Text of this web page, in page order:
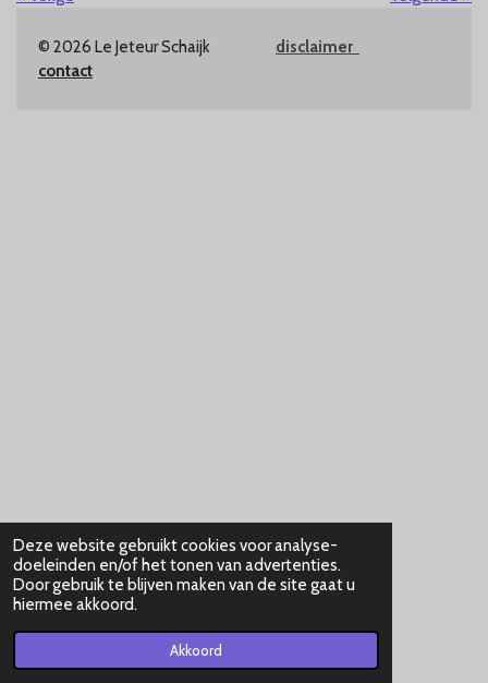
Deze website gebruikt cookies voor analyse-
doeleinden en/of het tonen van advertenties.
Door gebruik te blijven maken van de site gaat u
hiermee akkoord.
Akkoord
© 2026 Le Jeteur Schaijk
disclaimer
contact